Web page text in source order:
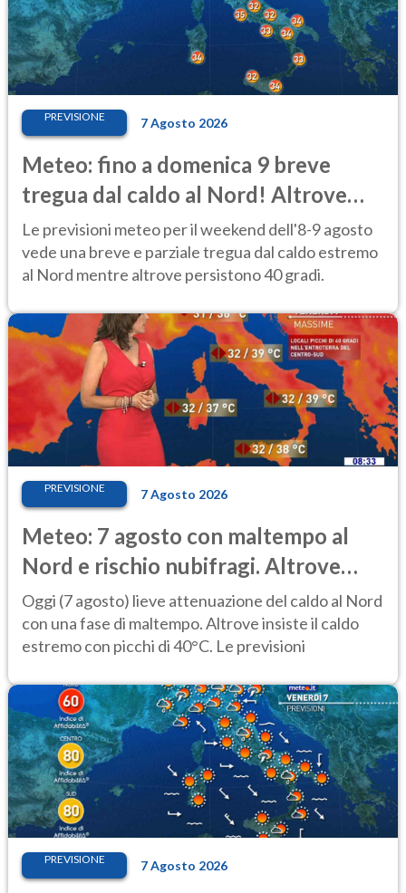
PREVISIONE 7 Agosto 2026
Meteo: fino a domenica 9 breve
tregua dal caldo al Nord! Altrove
calura e afa
Le previsioni meteo per il weekend dell'8-9 agosto
vede una breve e parziale tregua dal caldo estremo
al Nord mentre altrove persistono 40 gradi.
PREVISIONE 7 Agosto 2026
Meteo: 7 agosto con maltempo al
Nord e rischio nubifragi. Altrove
caldo estremo
Oggi (7 agosto) lieve attenuazione del caldo al Nord
con una fase di maltempo. Altrove insiste il caldo
estremo con picchi di 40°C. Le previsioni
PREVISIONE 7 Agosto 2026